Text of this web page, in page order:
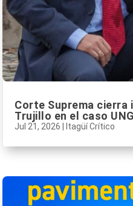
Corte Suprema
Trujillo en el caso
Jul 21, 2026 Itagüí Crítico